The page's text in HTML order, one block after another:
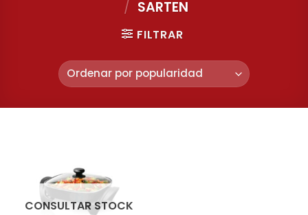
/ SARTEN
FILTRAR
CONSULTAR STOCK